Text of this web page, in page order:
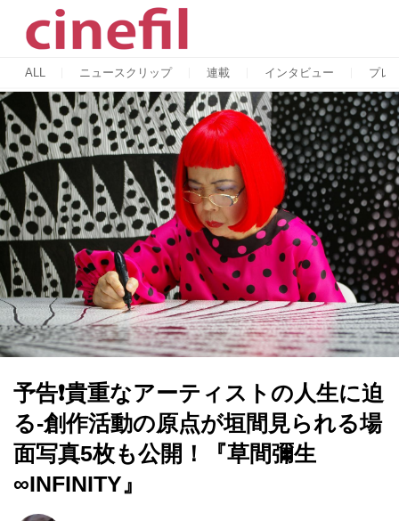
ALL ニュースクリップ 連載 インタビュー プレ
予告❗️貴重なアーティストの人生に迫
る-創作活動の原点が垣間見られる場
面写真5枚も公開！『草間彌生
∞INFINITY』